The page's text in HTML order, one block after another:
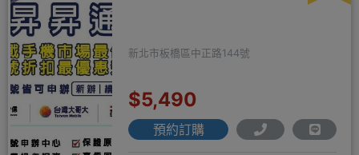
新北市板橋區中正路144號
$5,490
預約訂購